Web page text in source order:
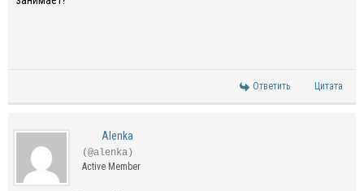
Ответить Цитата
Alenka
(@alenka)
Active Member